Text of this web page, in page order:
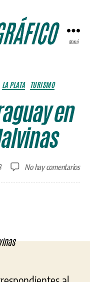
Menú
LA PLATA TURISMO
en
No hay comentariosen